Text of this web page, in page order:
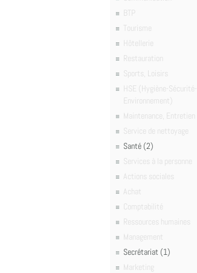
BTP
Tourisme
Hôtellerie
Restauration
Sports, Loisirs
HSE (Hygiène-Sécurité-
Environnement)
Maintenance, Entretien
Service de nettoyage
Santé (2)
Services à la personne
Actions sociales
Achat
Comptabilité
Ressources humaines
Management
Secrétariat (1)
Marketing